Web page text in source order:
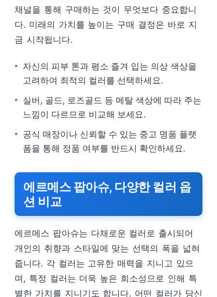
채널을 통해 구매하는 것이 무엇보다 중요합니
다. 미래의 가치를 높이는 구매 결정은 바로 지
금 시작됩니다.
자신의 피부 톤과 평소 즐겨 입는 의상 색상을
고려하여 최적의 컬러를 선택하세요.
실버, 골드, 로즈골드 등 메탈 색상에 따라 주는
느낌이 다르므로 비교해 보세요.
공식 매장이나 신뢰할 수 있는 중고 명품 플랫
폼을 통해 정품 여부를 반드시 확인하세요.
에르메스 팝아슈, 다양한 컬러 옵
션 비교
에르메스 팝아슈는 다채로운 컬러로 출시되어
개인의 취향과 스타일에 맞는 선택의 폭을 넓혀
줍니다. 각 컬러는 고유한 매력을 지니고 있으
며, 특정 컬러는 더욱 높은 희소성으로 인해 특
별한 가치를 지니기도 합니다. 어떤 컬러가 당신